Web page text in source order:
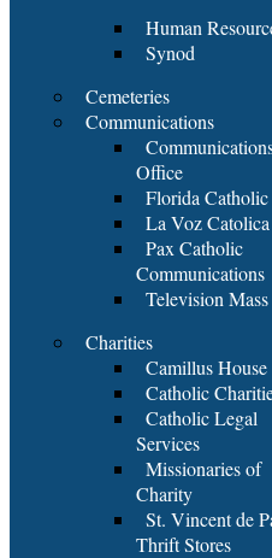
Human
Synod
Cemeteries
Communications
Office
Florida Catholic
La Voz Catolica
Pax Catholic
Communications
Television Mass
Charities
Camillus House
Catholic
Catholic Legal
Services
Missionaries of
Charity
St. Vincent de
Thrift Stores